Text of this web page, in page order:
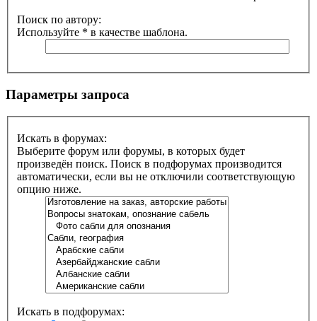
Поиск по автору:
Используйте * в качестве шаблона.
Параметры запроса
Искать в форумах:
Выберите форум или форумы, в которых будет
произведён поиск. Поиск в подфорумах производится
автоматически, если вы не отключили соответствующую
опцию ниже.
Искать в подфорумах: